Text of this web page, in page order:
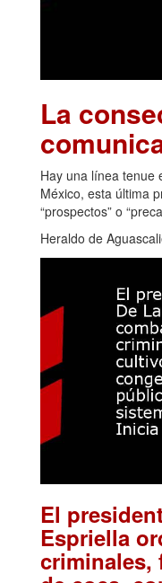
La
Hay una línea tenue
México, esta última
“prospectos” o
Heraldo de
El
Espriella
criminales,